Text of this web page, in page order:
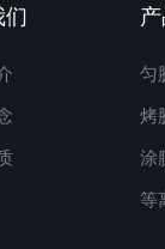
们 产
匀
烤
涂
等